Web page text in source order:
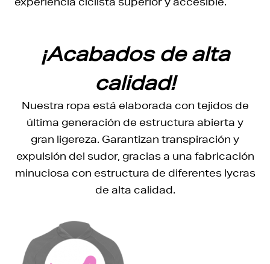
¡Acabados de alta
calidad!
Nuestra ropa está elaborada con tejidos de
última generación de estructura abierta y
gran ligereza. Garantizan transpiración y
expulsión del sudor, gracias a una fabricación
minuciosa con estructura de diferentes lycras
de alta calidad.